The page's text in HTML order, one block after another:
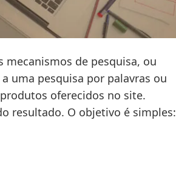
mecanismos de pesquisa, ou
uma pesquisa por palavras ou
oferecidos no site.
resultado. O objetivo é simples: